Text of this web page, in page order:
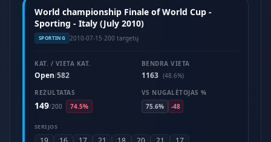
World championship Finale of World Cup -
Sporting - Italy (July 2010)
SPORTING 2010-07-15·200 targetų
KAT. / VIETA KAT.
Open/582
BENDRA VIETA
1163 (48.6%)
REZULTATAS
149/200 74.5%
VS NUGALĖTOJAS %
75.6%
-48
SERIJOS